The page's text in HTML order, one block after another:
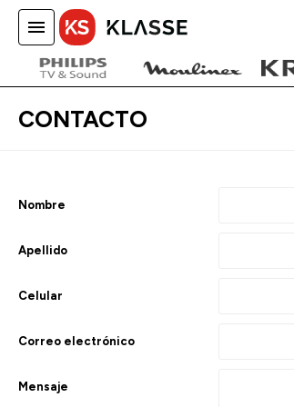
menu
CONTACTO
Nombre
Apellido
Celular
Correo electrónico
Mensaje
close
home
local_shipping